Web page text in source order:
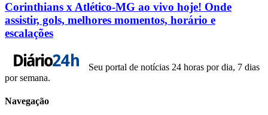
Corinthians x Atlético-MG ao vivo hoje! Onde
assistir, gols, melhores momentos, horário e
escalações
Seu portal de notícias 24 horas por dia, 7 dias
por semana.
Navegação